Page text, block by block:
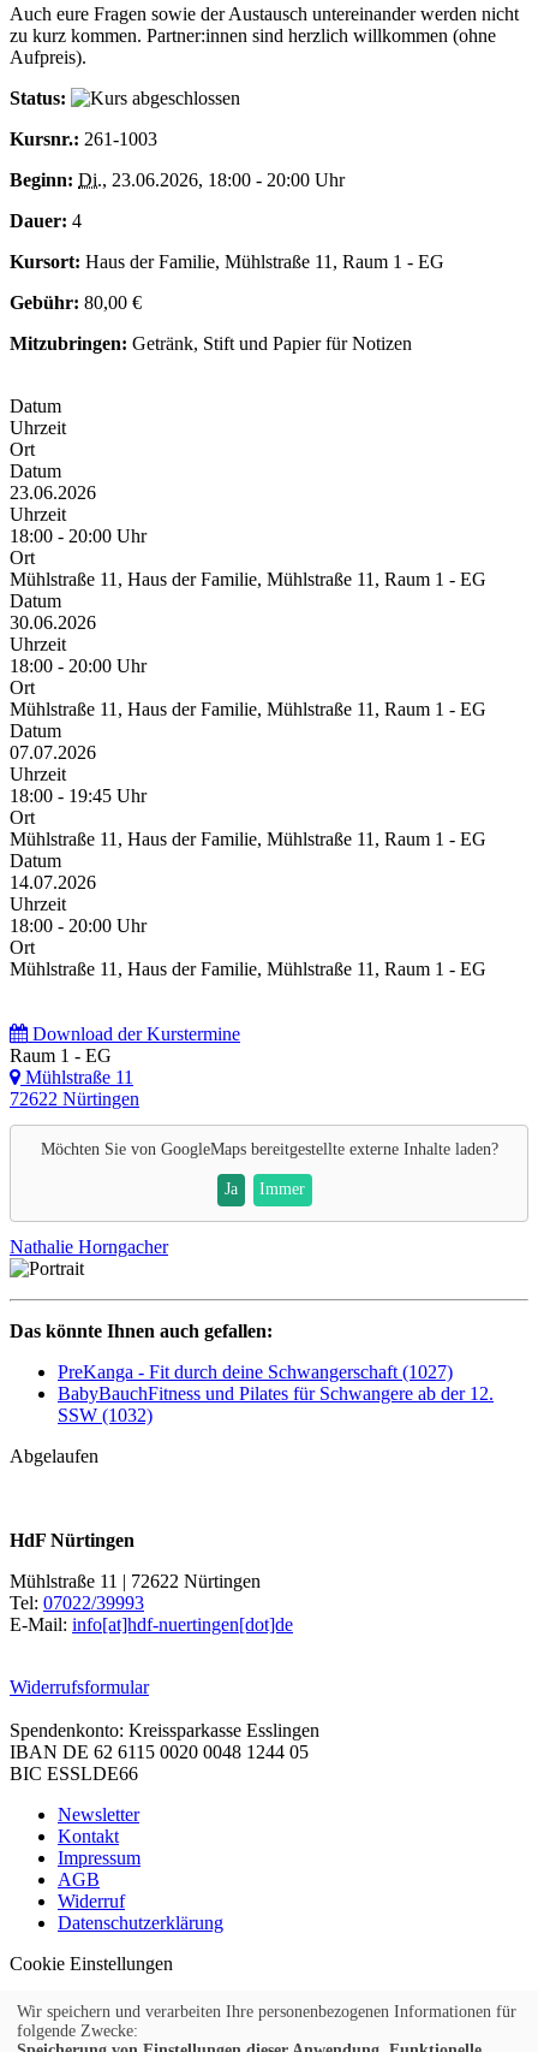
Auch eure Fragen sowie der Austausch untereinander werden nicht
zu kurz kommen. Partner:innen sind herzlich willkommen (ohne
Aufpreis).
Status:
Kursnr.: 261-1003
Beginn: Di., 23.06.2026, 18:00 - 20:00 Uhr
Dauer: 4
Kursort: Haus der Familie, Mühlstraße 11, Raum 1 - EG
Gebühr: 80,00 €
Mitzubringen: Getränk, Stift und Papier für Notizen
Datum
Uhrzeit
Ort
Datum
23.06.2026
Uhrzeit
18:00 - 20:00 Uhr
Ort
Mühlstraße 11, Haus der Familie, Mühlstraße 11, Raum 1 - EG
Datum
30.06.2026
Uhrzeit
18:00 - 20:00 Uhr
Ort
Mühlstraße 11, Haus der Familie, Mühlstraße 11, Raum 1 - EG
Datum
07.07.2026
Uhrzeit
18:00 - 19:45 Uhr
Ort
Mühlstraße 11, Haus der Familie, Mühlstraße 11, Raum 1 - EG
Datum
14.07.2026
Uhrzeit
18:00 - 20:00 Uhr
Ort
Mühlstraße 11, Haus der Familie, Mühlstraße 11, Raum 1 - EG
Download der Kurstermine
Raum 1 - EG
Mühlstraße 11
72622 Nürtingen
Möchten Sie von GoogleMapsbereitgestellte externe Inhalte laden?
Ja Immer
Nathalie Horngacher
Das könnte Ihnen auch gefallen:
PreKanga - Fit durch deine Schwangerschaft (1027)
BabyBauchFitness und Pilates für Schwangere ab der 12.
SSW (1032)
Abgelaufen
HdF Nürtingen
Mühlstraße 11 | 72622 Nürtingen
Tel: 07022/39993
E-Mail: info[at]hdf-nuertingen[dot]de
Widerrufsformular
Spendenkonto: Kreissparkasse Esslingen
IBAN DE 62 6115 0020 0048 1244 05
BIC ESSLDE66
Newsletter
Kontakt
Impressum
AGB
Widerruf
Datenschutzerklärung
Cookie Einstellungen
Wir speichern und verarbeiten Ihre personenbezogenen Informationen für
folgende Zwecke: